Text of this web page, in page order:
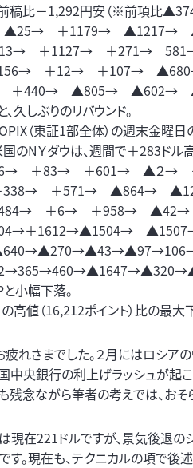
と、前稿比－1,292円安（
＋1179→
＋1127→ ＋271→
＋12→ ＋107→
▲805→ ▲602→ ▲355→
しぶりのリバウンド。
（東証1部全体）の週末金曜日
国のNＹダウは、週間で＋283ド
＋83→ ＋601→ ▲２→
338→ ＋571→ ▲864→
＋6→ ＋958→
＋1612→▲1504→
小幅下落。
値（16,212ポイント）比の最大
れさまでした。２月にはロシア
中央銀行の利上げラッシュが起
残念ながら筆者の考えでは、お
在221ドルですが、景気後退の
。現在も、テクニカルの項で後